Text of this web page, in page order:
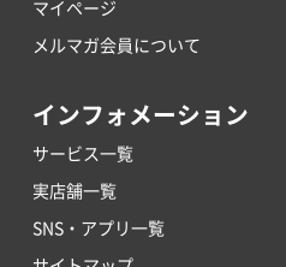
マイページ
メルマガ会員について
インフォメーション
サービス一覧
実店舗一覧
SNS・アプリ一覧